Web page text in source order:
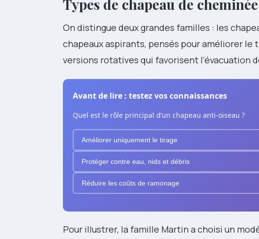
Types de chapeau de
On distingue deux grandes familles : les
chapeaux aspirants, pensés pour améliorer le
versions rotatives qui favorisent l’évacuation
Avant de lire : testez vos connaissances
Quel est le rôle principal d’un chapeau anti-oiseau ?
Améliorer uniquement le tirage
Protéger contre eau, nids et débris
Réduire les coûts de ramonage
Pour illustrer, la famille Martin a choisi un